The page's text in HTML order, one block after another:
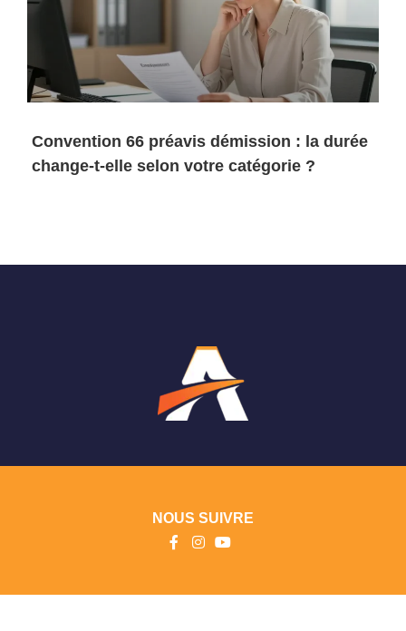
Convention 66 préavis démission : la durée
change-t-elle selon votre catégorie ?
NOUS SUIVRE